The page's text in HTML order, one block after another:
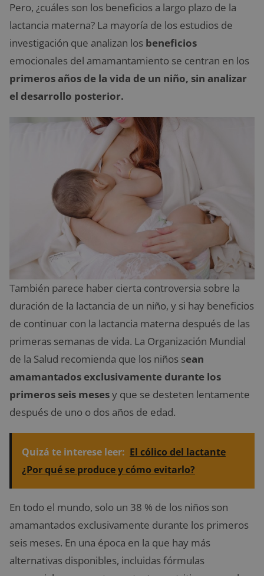
Pero, ¿cuáles son los beneficios a largo plazo de la
lactancia materna? La mayoría de los estudios de
investigación que analizan los beneficios
emocionales del amamantamiento se centran en los
primeros años de la vida de un niño, sin analizar
el desarrollo posterior.
También parece haber cierta controversia sobre la
duración de la lactancia de un niño, y si hay beneficios
de continuar con la lactancia materna después de las
primeras semanas de vida. La Organización Mundial
de la Salud recomienda que los niños sean
amamantados exclusivamente durante los
primeros seis mesesy que se desteten lentamente
después de uno o dos años de edad.
Quizá te interese leer: El cólico del lactante
¿Por qué se produce y cómo evitarlo?
En todo el mundo, solo un 38 % de los niños son
amamantados exclusivamente durante los primeros
seis meses. En una época en la que hay más
alternativas disponibles, incluidas fórmulas